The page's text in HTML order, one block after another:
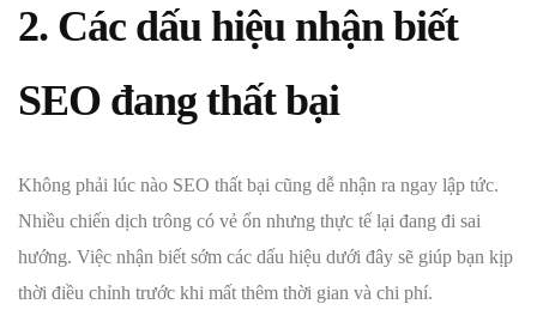
2. Các dấu hiệu nhận biết
SEO đang thất bại
Không phải lúc nào SEO thất bại cũng dễ nhận ra ngay lập tức.
Nhiều chiến dịch trông có vẻ ổn nhưng thực tế lại đang đi sai
hướng. Việc nhận biết sớm các dấu hiệu dưới đây sẽ giúp bạn kịp
thời điều chỉnh trước khi mất thêm thời gian và chi phí.